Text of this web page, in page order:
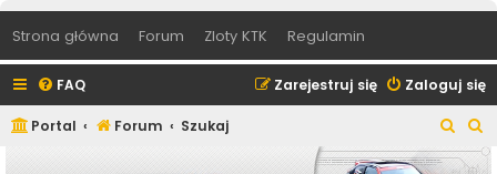
Strona główna Forum Zloty KTK Regulamin
FAQ Zaloguj się
Zarejestruj się
Portal Forum Szukaj
z
z